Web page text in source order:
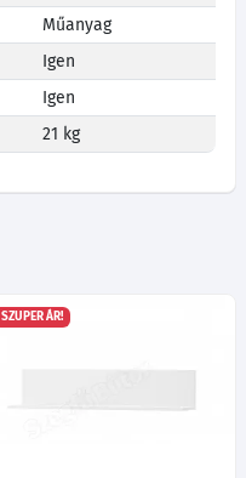
Műanyag
Igen
Igen
21 kg
SZUPER ÁR!